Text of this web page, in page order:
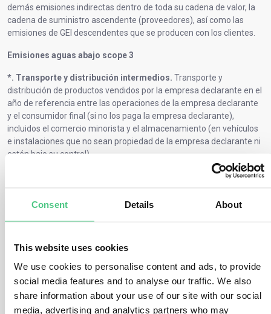
Consent Details About
This website uses cookies
We use cookies to personalise content and ads, to provide
social media features and to analyse our traffic. We also
share information about your use of our site with our social
media, advertising and analytics partners who may
demás emisiones indirectas dentro de toda su cadena de valor, la
cadena de suministro ascendente (proveedores), así como las
emisiones de GEI descendentes que se producen con los clientes.
Emisiones aguas abajo scope 3
*. Transporte y distribución intermedios. Transporte y
distribución de productos vendidos por la empresa declarante en el
año de referencia entre las operaciones de la empresa declarante
y el consumidor final (si no los paga la empresa declarante),
incluidos el comercio minorista y el almacenamiento (en vehículos
e instalaciones que no sean propiedad de la empresa declarante ni
estén bajo su control).
Transformación de
empresas de fases posteriores.
*. Uso de los productos vendidos.
referencia.
*. Tratamiento de productos vendidos al final de su vida útil.
Eliminación y tratamiento de residuos de los productos vendidos
por la empresa declarante en el año de referencia al final de su vida
útil.